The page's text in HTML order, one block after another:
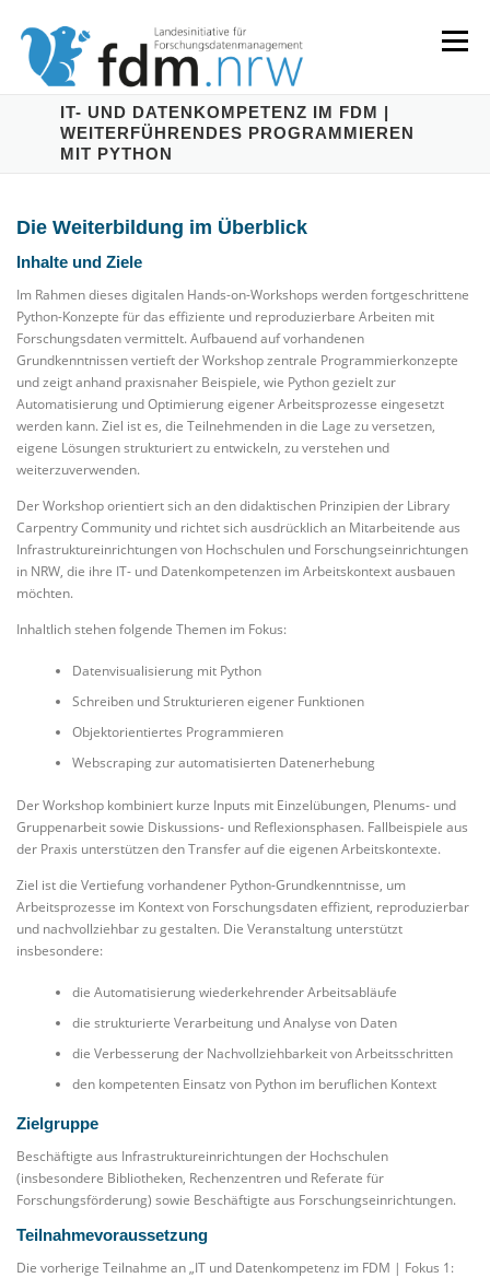
Inhalt
springen
Menü
LANDESKONZEPT SERVICES & INFORMATIONEN
KOMPETENZEN & VERANSTALTUNGEN
IT- UND DATENKOMPETENZ IM FDM |
WEITERFÜHRENDES PROGRAMMIEREN
MIT PYTHON
Die Weiterbildung im Überblick
Inhalte und Ziele
Im Rahmen dieses digitalen Hands-on-Workshops werden fortgeschrittene
Python-Konzepte für das effiziente und reproduzierbare Arbeiten mit
Forschungsdaten vermittelt. Aufbauend auf vorhandenen
Grundkenntnissen vertieft der Workshop zentrale Programmierkonzepte
und zeigt anhand praxisnaher Beispiele, wie Python gezielt zur
Automatisierung und Optimierung eigener Arbeitsprozesse eingesetzt
werden kann. Ziel ist es, die Teilnehmenden in die Lage zu versetzen,
eigene Lösungen strukturiert zu entwickeln, zu verstehen und
weiterzuverwenden.
Der Workshop orientiert sich an den didaktischen Prinzipien der Library
Carpentry Community und richtet sich ausdrücklich an Mitarbeitende aus
Infrastruktureinrichtungen von Hochschulen und Forschungseinrichtungen
in NRW, die ihre IT- und Datenkompetenzen im Arbeitskontext ausbauen
möchten.
Inhaltlich stehen folgende Themen im Fokus:
Datenvisualisierung mit Python
Schreiben und Strukturieren eigener Funktionen
Objektorientiertes Programmieren
Webscraping zur automatisierten Datenerhebung
Der Workshop kombiniert kurze Inputs mit Einzelübungen, Plenums- und
Gruppenarbeit sowie Diskussions- und Reflexionsphasen. Fallbeispiele aus
der Praxis unterstützen den Transfer auf die eigenen Arbeitskontexte.
Ziel ist die Vertiefung vorhandener Python-Grundkenntnisse, um
Arbeitsprozesse im Kontext von Forschungsdaten effizient, reproduzierbar
und nachvollziehbar zu gestalten. Die Veranstaltung unterstützt
insbesondere:
die Automatisierung wiederkehrender Arbeitsabläufe
die strukturierte Verarbeitung und Analyse von Daten
die Verbesserung der Nachvollziehbarkeit von Arbeitsschritten
den kompetenten Einsatz von Python im beruflichen Kontext
Zielgruppe
Beschäftigte aus Infrastruktureinrichtungen der Hochschulen
(insbesondere Bibliotheken, Rechenzentren und Referate für
Forschungsförderung) sowie Beschäftigte aus Forschungseinrichtungen.
Teilnahmevoraussetzung
Die vorherige Teilnahme an „IT und Datenkompetenz im FDM | Fokus 1: